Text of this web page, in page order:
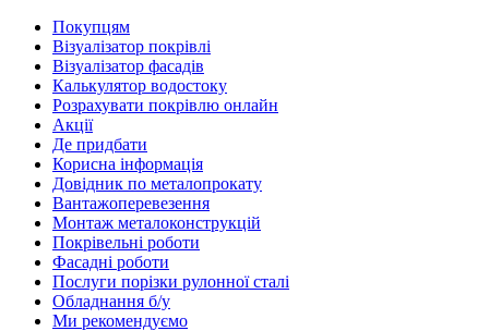
Покупцям
Візуалізатор покрівлі
Візуалізатор фасадів
Калькулятор водостоку
Розрахувати покрівлю онлайн
Акції
Де придбати
Корисна інформація
Довідник по металопрокату
Вантажоперевезення
Монтаж металоконструкцій
Покрівельні роботи
Фасадні роботи
Послуги порізки рулонної сталі
Обладнання б/у
Ми рекомендуємо